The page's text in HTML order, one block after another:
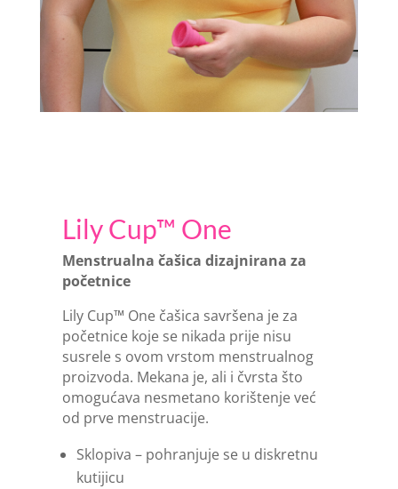
Lily Cup™ One
Menstrualna čašica dizajnirana za
početnice
Lily Cup™ One čašica savršena je za
početnice koje se nikada prije nisu
susrele s ovom vrstom menstrualnog
proizvoda. Mekana je, ali i čvrsta što
omogućava nesmetano korištenje već
od prve menstruacije.
Sklopiva – pohranjuje se u diskretnu
kutijicu